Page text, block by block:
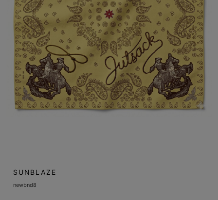
SUNBLAZE
newbnd8